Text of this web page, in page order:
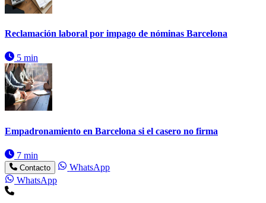
Reclamación laboral por impago de nóminas Barcelona
5 min
Empadronamiento en Barcelona si el casero no firma
7 min
Contacto
WhatsApp
WhatsApp